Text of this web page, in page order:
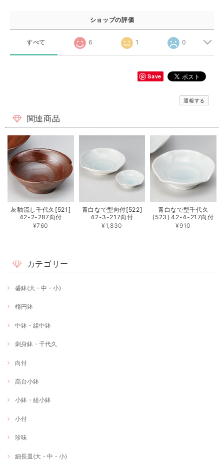
ショップの評価
すべて 6 1 0
Save
通報する
関連商品
灰釉流し千代久[521]
42-2-287向付
¥760
青白なで型向付[522]
42-3-217向付
¥1,830
青白なで型千代久
[523] 42-4-217向付
¥910
カテゴリー
盛鉢(大・中・小)
楕円鉢
中鉢・組中鉢
刺身鉢・千代久
向付
高台小鉢
小鉢・組小鉢
小付
珍味
細長皿(大・中・小)